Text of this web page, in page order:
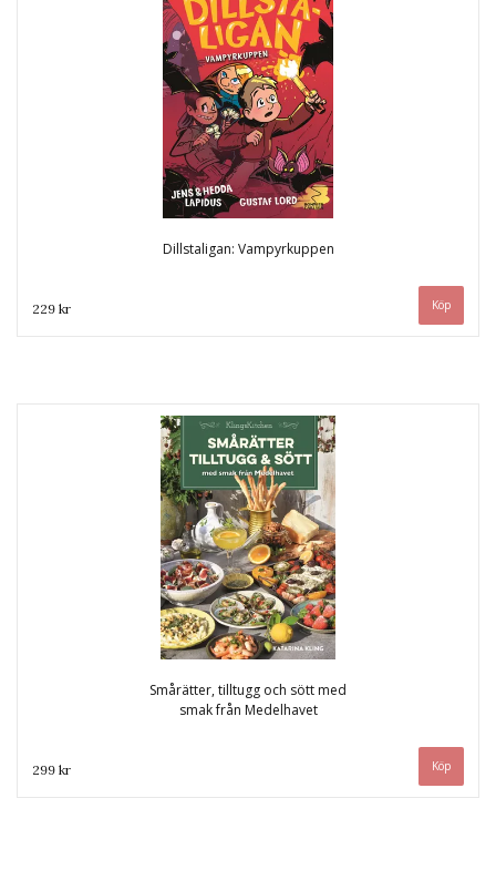
Dillstaligan: Vampyrkuppen
229 kr
Smårätter, tilltugg och sött med
smak från Medelhavet
299 kr